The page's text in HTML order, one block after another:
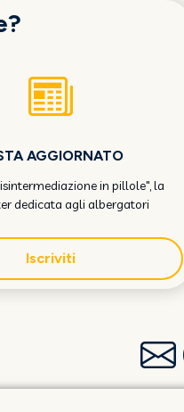
AGGIORNATO
in pillole", la
dedicata agli albergatori
Iscriviti